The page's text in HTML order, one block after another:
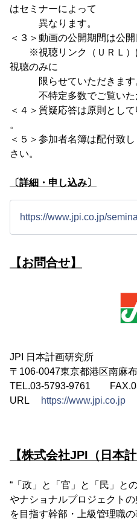
はセミナーによって
異なります。
＜３＞動画の公開期間は公
※視聴リンク（ＵＲＬ）
視聴のみに
限らせていただきます
不特定多数でご覧いただ
＜４＞質疑応答は原則とし
。
＜５＞参加者名簿は配付致
さい。
〔詳細・申し込み〕
https://www.jpi.co.jp/
【お問合せ】
JPI 日本計画研究所
〒106-0047東京都港区南麻
TEL.03-5793-9761
URL
https://www.jpi.co.jp
【株式会社JPI（日本
“「政」と「官」と「民」と
やナショナルプロジェクト
を目指す幹部・上級管理職